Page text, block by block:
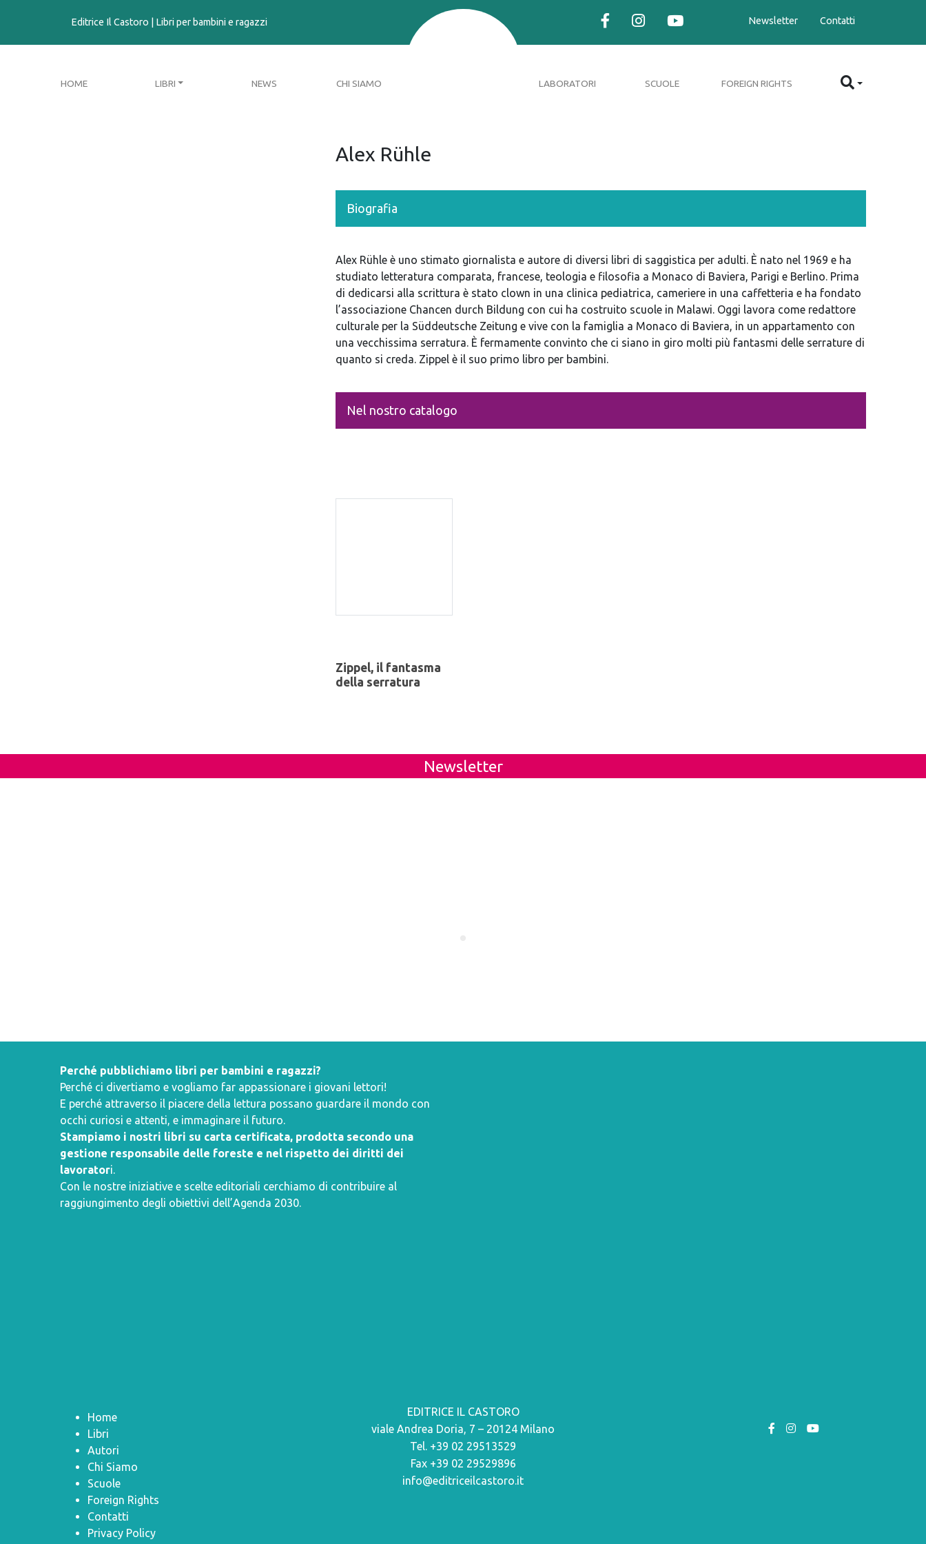
Editrice Il Castoro | Libri per bambini e ragazzi Newsletter Contatti
HOME LIBRI NEWS CHI SIAMO LABORATORI SCUOLE FOREIGN RIGHTS
Alex Rühle
Biografia
Alex Rühle è uno stimato giornalista e autore di diversi libri di saggistica per adulti. È nato nel 1969 e ha
studiato letteratura comparata, francese, teologia e filosofia a Monaco di Baviera, Parigi e Berlino. Prima
di dedicarsi alla scrittura è stato clown in una clinica pediatrica, cameriere in una caffetteria e ha fondato
l’associazione Chancen durch Bildung con cui ha costruito scuole in Malawi. Oggi lavora come redattore
culturale per la Süddeutsche Zeitung e vive con la famiglia a Monaco di Baviera, in un appartamento con
una vecchissima serratura. È fermamente convinto che ci siano in giro molti più fantasmi delle serrature di
quanto si creda. Zippel è il suo primo libro per bambini.
Nel nostro catalogo
Zippel, il fantasma
della serratura
Newsletter
Perché pubblichiamo libri per bambini e ragazzi?
Perché ci divertiamo e vogliamo far appassionare i giovani lettori!
E perché attraverso il piacere della lettura possano guardare il mondo con
occhi curiosi e attenti, e immaginare il futuro.
Stampiamo i nostri libri su carta certificata, prodotta secondo una
gestione responsabile delle foreste e nel rispetto dei diritti dei
lavoratori.
Con le nostre iniziative e scelte editoriali cerchiamo di contribuire al
raggiungimento degli obiettivi dell’Agenda 2030.
Home
Libri
Autori
Chi Siamo
Scuole
Foreign Rights
Contatti
Privacy Policy
EDITRICE IL CASTORO
viale Andrea Doria, 7 – 20124 Milano
Tel. +39 02 29513529
Fax +39 02 29529896
info@editriceilcastoro.it